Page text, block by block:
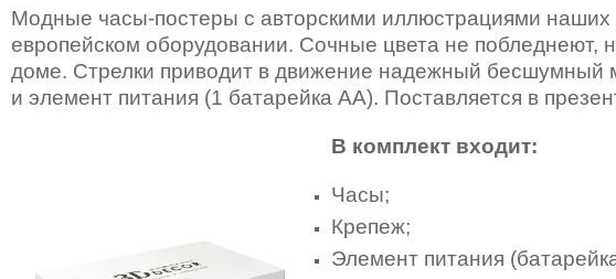
Модные часы-постеры с авторскими иллюстрациями
европейском оборудовании. Сочные цвета не побледнеют,
доме. Стрелки приводит в движение надежный бесшумный
и элемент питания (1 батарейка AA). Поставляется в
В комплект входит:
Часы;
Крепеж;
Элемент питания